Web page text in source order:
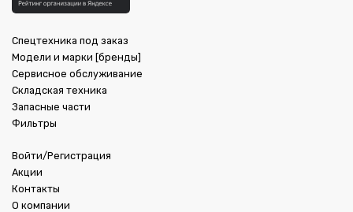
Спецтехника под заказ
Модели и марки [бренды]
Сервисное обслуживание
Складская техника
Запасные части
Фильтры
Войти/Регистрация
Акции
Контакты
О компании